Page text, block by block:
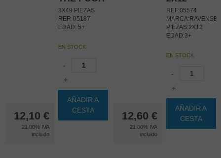
12,10 €
21.00% IVA
incluido
3X49 PIEZAS
REF: 05187
EDAD: 5+
EN STOCK
-
+
AÑADIR A
CESTA
12,60 €
21.00% IVA
incluido
REF:05574
PIEZAS:2X12
EDAD:3+
EN STOCK
-
+
AÑADIR A
CESTA